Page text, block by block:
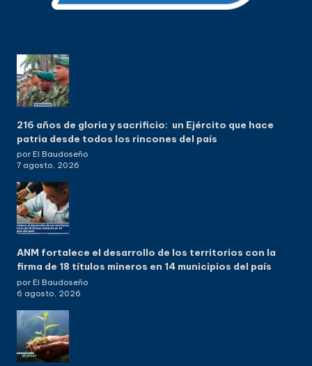
216 años de gloria y sacrificio: un Ejército que hace
patria desde todos los rincones del país
por El Baudoseño
7 agosto, 2026
ANM fortalece el desarrollo de los territorios con la
firma de 18 títulos mineros en 14 municipios del país
por El Baudoseño
6 agosto, 2026